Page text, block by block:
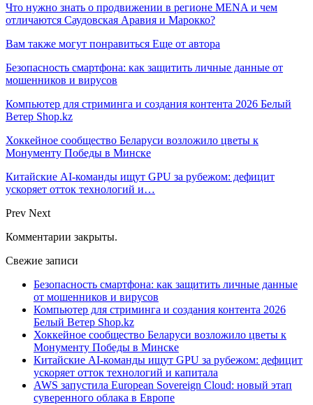
Что нужно знать о продвижении в регионе MENA и чем
отличаются Саудовская Аравия и Марокко?
Вам также могут понравиться Еще от автора
Безопасность смартфона: как защитить личные данные от
мошенников и вирусов
Компьютер для стриминга и создания контента 2026 Белый
Ветер Shop.kz
Хоккейное сообщество Беларуси возложило цветы к
Монументу Победы в Минске
Китайские AI-команды ищут GPU за рубежом: дефицит
ускоряет отток технологий и…
Prev Next
Комментарии закрыты.
Свежие записи
Безопасность смартфона: как защитить личные данные
от мошенников и вирусов
Компьютер для стриминга и создания контента 2026
Белый Ветер Shop.kz
Хоккейное сообщество Беларуси возложило цветы к
Монументу Победы в Минске
Китайские AI-команды ищут GPU за рубежом: дефицит
ускоряет отток технологий и капитала
AWS запустила European Sovereign Cloud: новый этап
суверенного облака в Европе